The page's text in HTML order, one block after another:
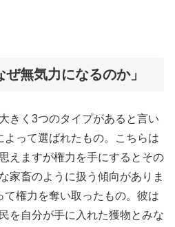
無気力になるのか」
きく3つのタイプがあると言い
よって選ばれたもの。こちらは
えますが権力を手にするとその
家畜のように扱う傾向がありま
権力を奪い取ったもの。彼は
を自分が手に入れた獲物とみな